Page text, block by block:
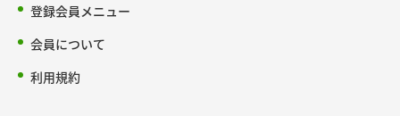
登録会員メニュー
会員について
利用規約